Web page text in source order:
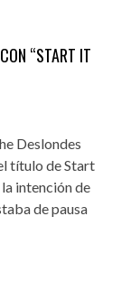
“START IT
Deslondes
título de Start
intención de
de pausa